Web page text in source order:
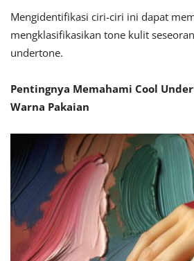
Mengidentifikasi ciri-ciri ini dapat
mengklasifikasikan tone kulit
undertone.
Pentingnya Memahami Cool
Warna Pakaian